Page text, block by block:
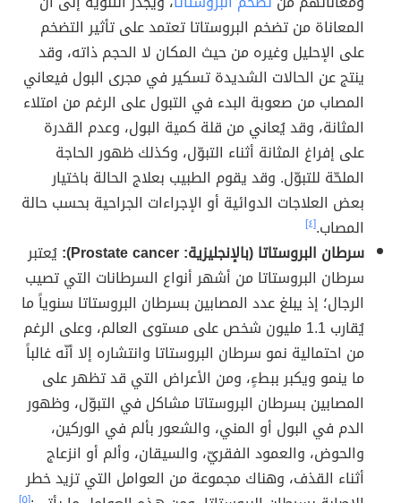
المعاناة من تضخم البروستاتا تعتمد على تأثير التضخم
على الإحليل وغيره من حيث المكان لا الحجم ذاته، وقد
ينتج عن الحالات الشديدة تسكير في مجرى البول فيعاني
المصاب من صعوبة البدء في التبول على الرغم من امتلاء
المثانة، وقد يُعاني من قلة كمية البول، وعدم القدرة
على إفراغ المثانة أثناء التبوّل، وكذلك ظهور الحاجة
الملحّة للتبوّل. وقد يقوم الطبيب بعلاج الحالة باختيار
بعض العلاجات الدوائية أو الإجراءات الجراحية بحسب حالة
المصاب.[٤]
سرطان البروستاتا (بالإنجليزية: Prostate cancer):
يُعتبر
سرطان البروستاتا من أشهر أنواع السرطانات التي تصيب
الرجال؛ إذ يبلغ عدد المصابين بسرطان البروستاتا سنوياً ما
يُقارب 1.1 مليون شخص على مستوى العالم، وعلى الرغم
من احتمالية نمو سرطان البروستاتا وانتشاره إلا أنّه غالباً
ما ينمو ويكبر ببطءٍ، ومن الأعراض التي قد تظهر على
المصابين بسرطان البروستاتا مشاكل في التبوّل، وظهور
الدم في البول أو المني، والشعور بألم في الوركين،
والحوض، والعمود الفقريّ، والسيقان، وألم أو انزعاج
أثناء القذف، وهناك مجموعة من العوامل التي تزيد خطر